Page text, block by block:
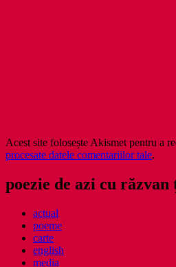
Acest site folosește Akismet pentru a
procesate datele comentariilor tale.
poezie de azi cu răzvan
actual
poeme
carte
english
media